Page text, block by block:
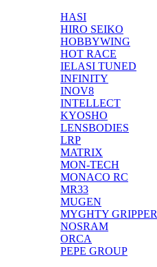
HASI
HIRO SEIKO
HOBBYWING
HOT RACE
IELASI TUNED
INFINITY
INOV8
INTELLECT
KYOSHO
LENSBODIES
LRP
MATRIX
MON-TECH
MONACO RC
MR33
MUGEN
MYGHTY GRIPPER
NOSRAM
ORCA
PEPE GROUP